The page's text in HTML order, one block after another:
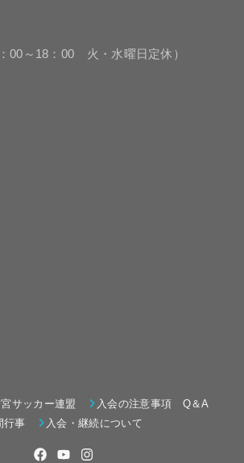
～18：00 火・水曜日定休）
サッカー連盟
入会の注意事項 Q＆A
行事
入会・継続について